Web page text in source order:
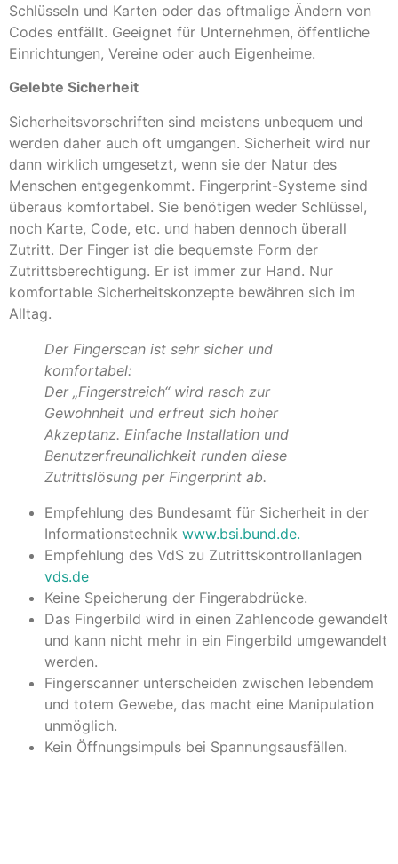
Schlüsseln und Karten oder das oftmalige Ändern von
Codes entfällt. Geeignet für Unternehmen, öffentliche
Einrichtungen, Vereine oder auch Eigenheime.
Gelebte Sicherheit
Sicherheitsvorschriften sind meistens unbequem und
werden daher auch oft umgangen. Sicherheit wird nur
dann wirklich umgesetzt, wenn sie der Natur des
Menschen entgegenkommt. Fingerprint-Systeme sind
überaus komfortabel. Sie benötigen weder Schlüssel,
noch Karte, Code, etc. und haben dennoch überall
Zutritt. Der Finger ist die bequemste Form der
Zutrittsberechtigung. Er ist immer zur Hand. Nur
komfortable Sicherheitskonzepte bewähren sich im
Alltag.
Der Fingerscan ist sehr sicher und
komfortabel:
Der „Fingerstreich“ wird rasch zur
Gewohnheit und erfreut sich hoher
Akzeptanz. Einfache Installation und
Benutzerfreundlichkeit runden diese
Zutrittslösung per Fingerprint ab.
Empfehlung des Bundesamt für Sicherheit in der
Informationstechnik www.bsi.bund.de.
Empfehlung des VdS zu Zutrittskontrollanlagen
vds.de
Keine Speicherung der Fingerabdrücke.
Das Fingerbild wird in einen Zahlencode gewandelt
und kann nicht mehr in ein Fingerbild umgewandelt
werden.
Fingerscanner unterscheiden zwischen lebendem
und totem Gewebe, das macht eine Manipulation
unmöglich.
Kein Öffnungsimpuls bei Spannungsausfällen.